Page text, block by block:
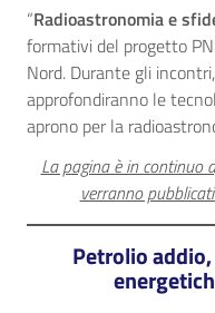
“Radioastronomia e
formativi del progetto
Nord. Durante gli
approfondiranno le
aprono per la
La pagina è in continuo
verranno
Petrolio